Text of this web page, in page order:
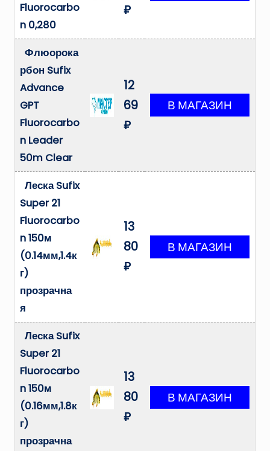
Fluorocarbo
n 0,280
₽
Флюорока
рбон Sufix
Advance
GPT
Fluorocarbo
n Leader
50m Clear
12
69
₽
Леска Sufix
Super 21
Fluorocarbo
n 150м
(0.14мм,1.4к
г)
прозрачна
я
13
80
₽
Леска Sufix
Super 21
Fluorocarbo
n 150м
(0.16мм,1.8к
г)
прозрачна
13
80
₽